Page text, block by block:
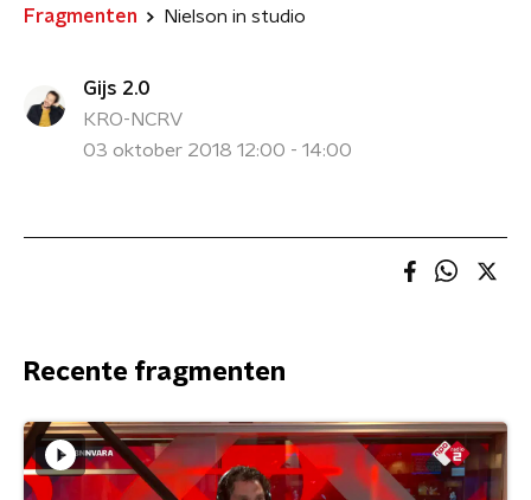
Fragmenten Nielson in studio
Gijs 2.0
KRO-NCRV
03 oktober 2018 12:00 - 14:00
Recente fragmenten